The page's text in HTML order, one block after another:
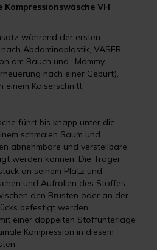
VH
während der ersten
Abdominoplastik, VASER-
am Bauch und „Mommy
nach einer Geburt).
einem Kaiserschnitt
führt bis knapp unter die
schmalen Saum und
abnehmbare und verstellbare
werden können. Die Träger
an seinem Platz und
und Aufrollen des Stoffes
den Brüsten oder an der
befestigt werden
einer doppelten Stoffunterlage
Kompression in diesem